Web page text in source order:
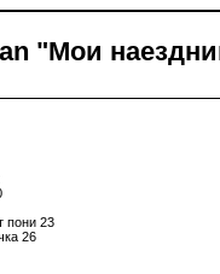
"Мои
пони 23
26